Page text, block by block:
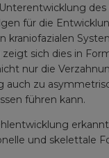
für die
kraniofazialen
sich dies in
nur die
auch zu
führen kann.
und skelettale